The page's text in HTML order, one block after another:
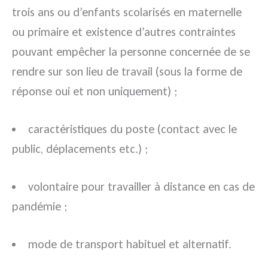
trois ans ou d’enfants scolarisés en maternelle
ou primaire et existence d’autres contraintes
pouvant empêcher la personne concernée de se
rendre sur son lieu de travail (sous la forme de
réponse oui et non uniquement) ;
caractéristiques du poste (contact avec le
public, déplacements etc.) ;
volontaire pour travailler à distance en cas de
pandémie ;
mode de transport habituel et alternatif.